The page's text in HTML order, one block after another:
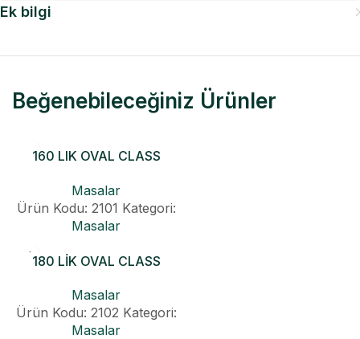
Ek bilgi
Beğenebileceğiniz Ürünler
160 LIK OVAL CLASS
Masalar
Ürün Kodu: 2101 Kategori:
Masalar
180 LİK OVAL CLASS
Masalar
Ürün Kodu: 2102 Kategori:
Masalar